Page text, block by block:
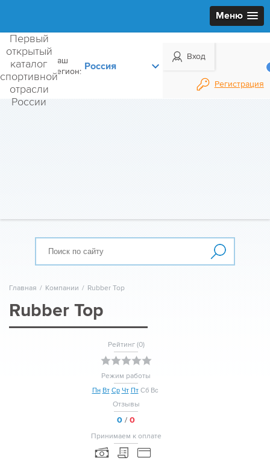
Меню
Первый
открытый
каталог
спортивной
отрасли
России
Ваш
регион:
Вход
Регистрация
Главная / Компании / Rubber Top
Rubber Top
Рейтинг (0)
Режим работы
Пн Вт Ср Чт Пт Сб Вс
Отзывы
0 / 0
Принимаем к оплате